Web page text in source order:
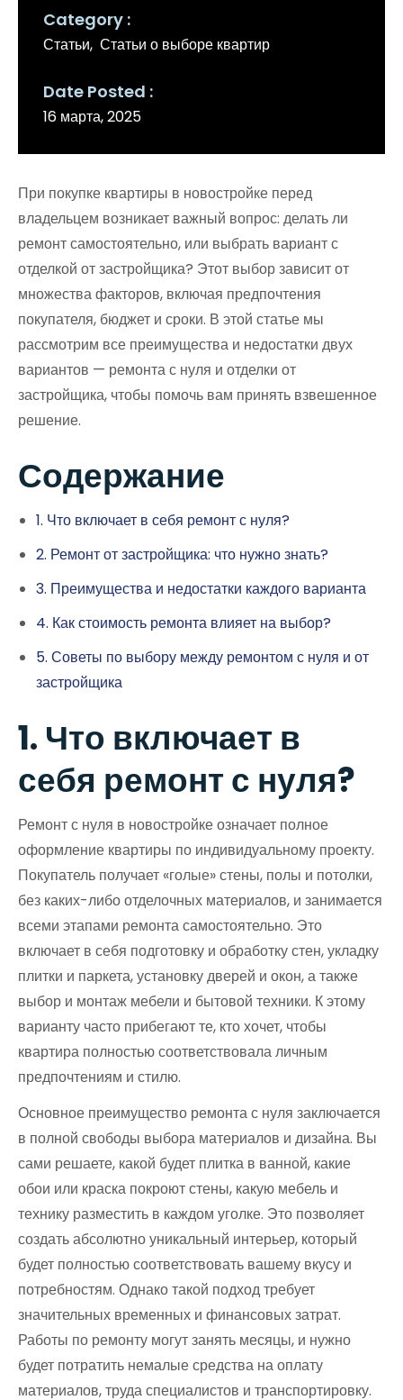
Category
Статьи Статьи о выборе квартир
Date Posted
16 марта, 2025
При покупке квартиры в новостройке перед
владельцем возникает важный вопрос: делать ли
ремонт самостоятельно, или выбрать вариант с
отделкой от застройщика? Этот выбор зависит от
множества факторов, включая предпочтения
покупателя, бюджет и сроки. В этой статье мы
рассмотрим все преимущества и недостатки двух
вариантов — ремонта с нуля и отделки от
застройщика, чтобы помочь вам принять взвешенное
решение.
Содержание
1. Что включает в себя ремонт с нуля?
2. Ремонт от застройщика: что нужно знать?
3. Преимущества и недостатки каждого варианта
4. Как стоимость ремонта влияет на выбор?
5. Советы по выбору между ремонтом с нуля и от
застройщика
1. Что включает в
себя ремонт с нуля?
Ремонт с нуля в новостройке означает полное
оформление квартиры по индивидуальному проекту.
Покупатель получает «голые» стены, полы и потолки,
без каких-либо отделочных материалов, и занимается
всеми этапами ремонта самостоятельно. Это
включает в себя подготовку и обработку стен, укладку
плитки и паркета, установку дверей и окон, а также
выбор и монтаж мебели и бытовой техники. К этому
варианту часто прибегают те, кто хочет, чтобы
квартира полностью соответствовала личным
предпочтениям и стилю.
Основное преимущество ремонта с нуля заключается
в полной свободы выбора материалов и дизайна. Вы
сами решаете, какой будет плитка в ванной, какие
обои или краска покроют стены, какую мебель и
технику разместить в каждом уголке. Это позволяет
создать абсолютно уникальный интерьер, который
будет полностью соответствовать вашему вкусу и
потребностям. Однако такой подход требует
значительных временных и финансовых затрат.
Работы по ремонту могут занять месяцы, и нужно
будет потратить немалые средства на оплату
материалов, труда специалистов и транспортировку.